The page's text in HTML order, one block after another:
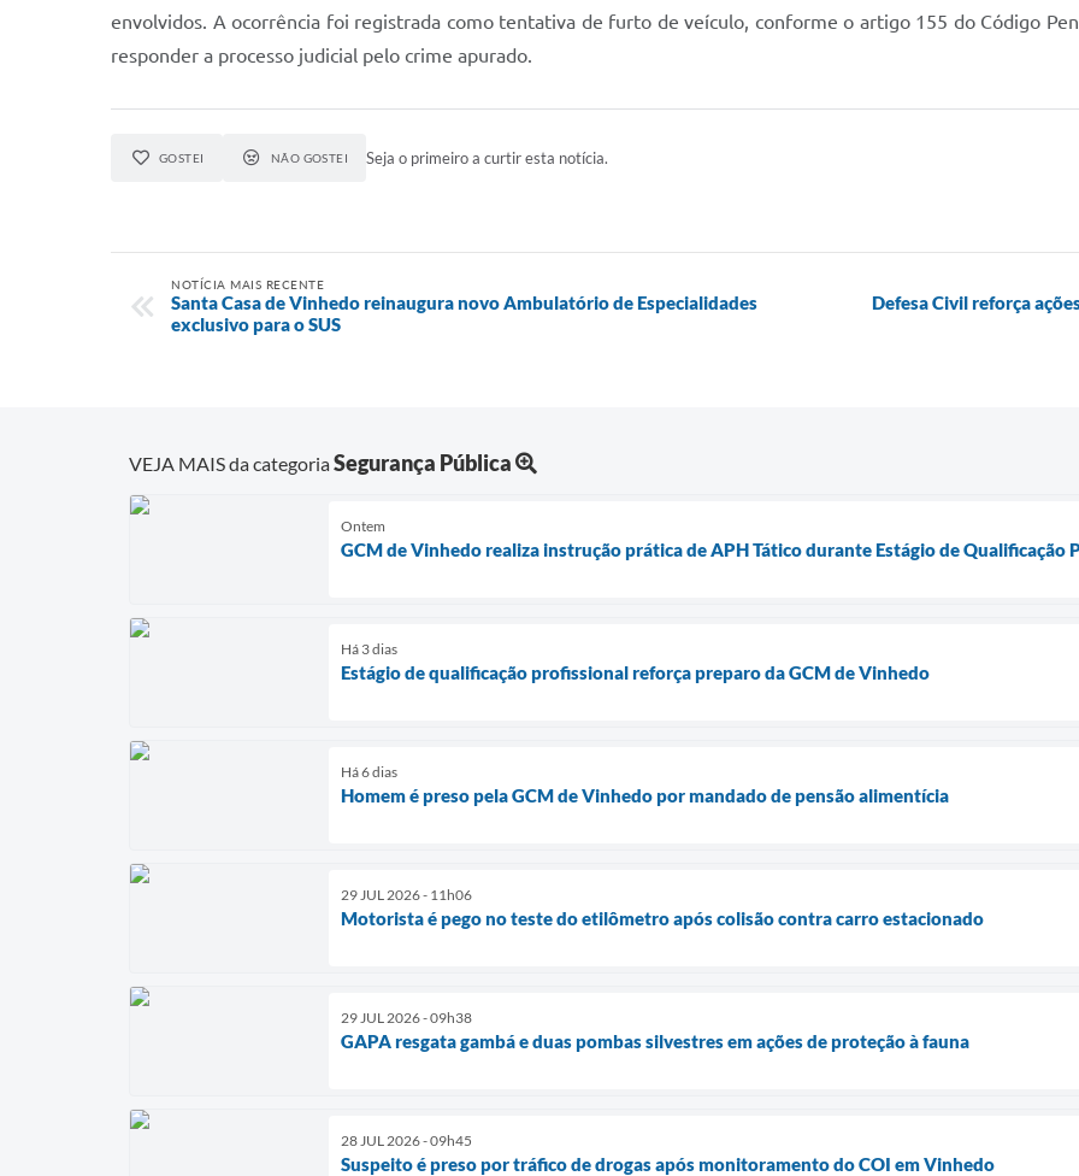
envolvidos. A ocorrência foi registrada como tentativa de furto de veículo, conforme o artigo 155 do Código
responder a processo judicial pelo crime apurado.
GOSTEI NÃO GOSTEI Seja o primeiro a curtir esta notícia.
NOTÍCIA MAIS RECENTE
Santa Casa de Vinhedo reinaugura novo Ambulatório de Especialidades
exclusivo para o SUS
Defesa Civil reforça
VEJA MAIS da categoriaSegurança Pública
Ontem
GCM de Vinhedo realiza instrução prática de APH Tático durante Estágio de Qualificação
Há 3 dias
Estágio de qualificação profissional reforça preparo da GCM de Vinhedo
Há 6 dias
Homem é preso pela GCM de Vinhedo por mandado de pensão alimentícia
29 JUL 2026 - 11h06
Motorista é pego no teste do etilômetro após colisão contra carro estacionado
29 JUL 2026 - 09h38
GAPA resgata gambá e duas pombas silvestres em ações de proteção à fauna
28 JUL 2026 - 09h45
Suspeito é preso por tráfico de drogas após monitoramento do COI em Vinhedo